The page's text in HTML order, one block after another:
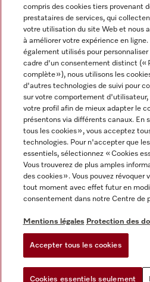
Mentions légales
CGV
Protection des données
Conditions d'utilisation
Déclaration d'accessibilité
Formulaire de rétractation
Paramètres des cookies
Miele sur Instagram
Miele sur Facebook
Miele sur Youtube
compris des cookies tiers provenant
prestataires de services, qui
votre utilisation du site Web et nous
à améliorer votre expérience en ligne.
également utilisés pour
cadre d'un consentement distinct («
complète »), nous utilisons les
d'autres technologies de suivi pour
sur votre comportement d'utilisateur,
votre profil afin de mieux adapter le
présentons via différents canaux. En
tous les cookies », vous acceptez
technologies. Pour n'accepter que
essentiels, sélectionnez « Cookies
Vous trouverez de plus amples
des cookies ». Vous pouvez révoquer
tout moment avec effet futur en
consentement dans notre Centre de
Mentions légales Protection des
Accepter tous les cookies
Cookies essentiels seulement